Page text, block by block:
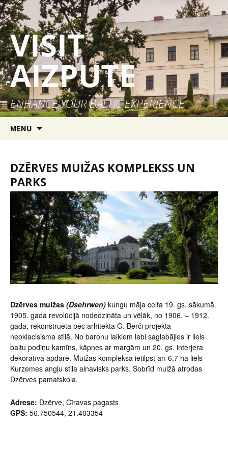
VISIT
AIZPUTE
ENHANCE YOUR BALTIC EXPERIENCE
MENU
DZĒRVES MUIŽAS KOMPLEKSS UN
PARKS
Dzērves muižas (Dsehrwen) kungu māja celta 19. gs. sākumā.
1905. gada revolūcijā nodedzināta un vēlāk, no 1906. – 1912.
gada, rekonstruēta pēc arhitekta G. Berči projekta
neoklacisisma stilā. No baronu laikiem labi saglabājies ir liels
baltu podiņu kamīns, kāpnes ar margām un 20. gs. interjera
dekoratīvā apdare. Muižas kompleksā ietilpst arī 6,7 ha liels
Kurzemes angļu stila ainavisks parks. Šobrīd muižā atrodas
Dzērves pamatskola.
Adrese: Dzērve, Cīravas pagasts
GPS: 56.750544, 21.403354